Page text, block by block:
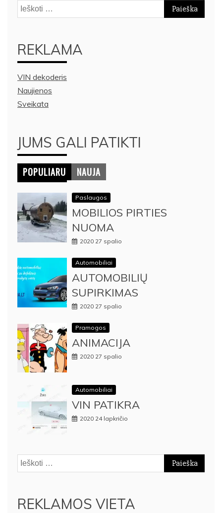
Ieškoti:
REKLAMA
VIN dekoderis
Naujienos
Sveikata
JUMS GALI PATIKTI
POPULIARU NAUJA
Paslaugos
MOBILIOS PIRTIES
NUOMA
2020 27 spalio
Automobiliai
AUTOMOBILIŲ
SUPIRKIMAS
2020 27 spalio
Pramogos
ANIMACIJA
2020 27 spalio
Automobiliai
VIN PATIKRA
2020 24 lapkričio
Ieškoti:
REKLAMOS VIETA